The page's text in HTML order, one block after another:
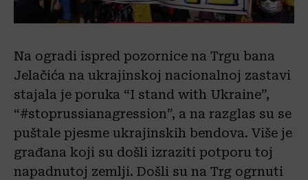
Na ogradi ispred pozornice na Trgu bana
Jelačića na ukrajinskoj nacionalnoj zastavi
stajala je poruka “I stand with Ukraine”,
“#stoprussianagression”, a na razglas su se
puštale pjesme ukrajinskih bendova. Više je
građana koji su došli izraziti potporu toj
napadnutoj zemlji. Došli su na Trg ogrnuti